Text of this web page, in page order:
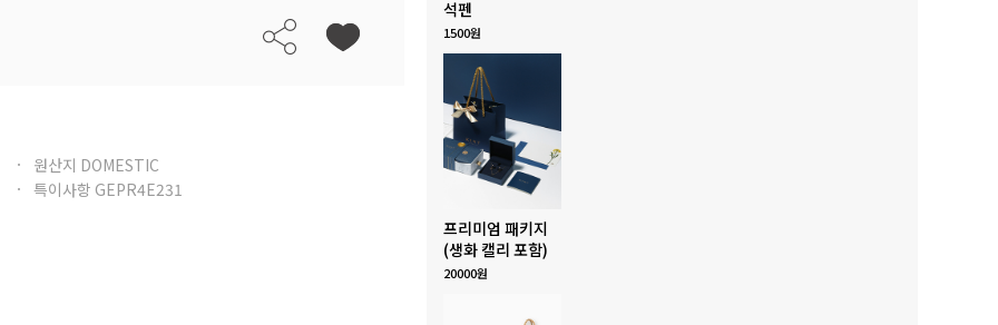
원산지 DOMESTIC
특이사항 GEPR4E231
석펜
1500원
프리미엄 패키지
(생화 캘리 포함)
20000원